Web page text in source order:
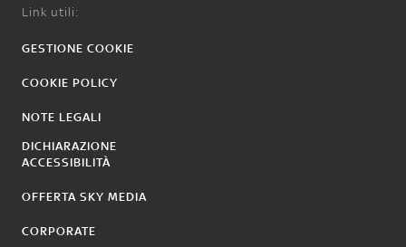
Link utili:
GESTIONE COOKIE
COOKIE POLICY
NOTE LEGALI
DICHIARAZIONE
ACCESSIBILITÀ
OFFERTA SKY MEDIA
CORPORATE